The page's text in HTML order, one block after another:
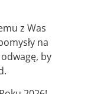
z Was
na
by